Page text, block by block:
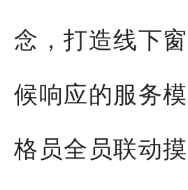
念，打造线下
候响应的服务
格员全员联动